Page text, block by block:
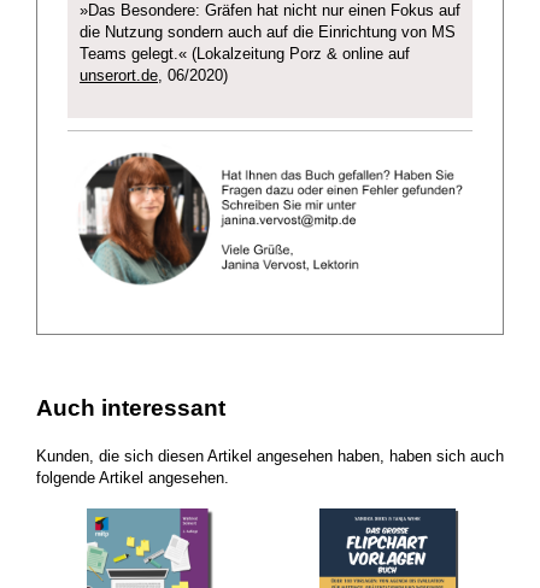
»Das Besondere: Gräfen hat nicht nur einen Fokus auf
die Nutzung sondern auch auf die Einrichtung von MS
Teams gelegt.« (Lokalzeitung Porz & online auf
unserort.de , 06/2020)
Auch interessant
Kunden, die sich diesen Artikel angesehen haben, haben sich auch
folgende Artikel angesehen.